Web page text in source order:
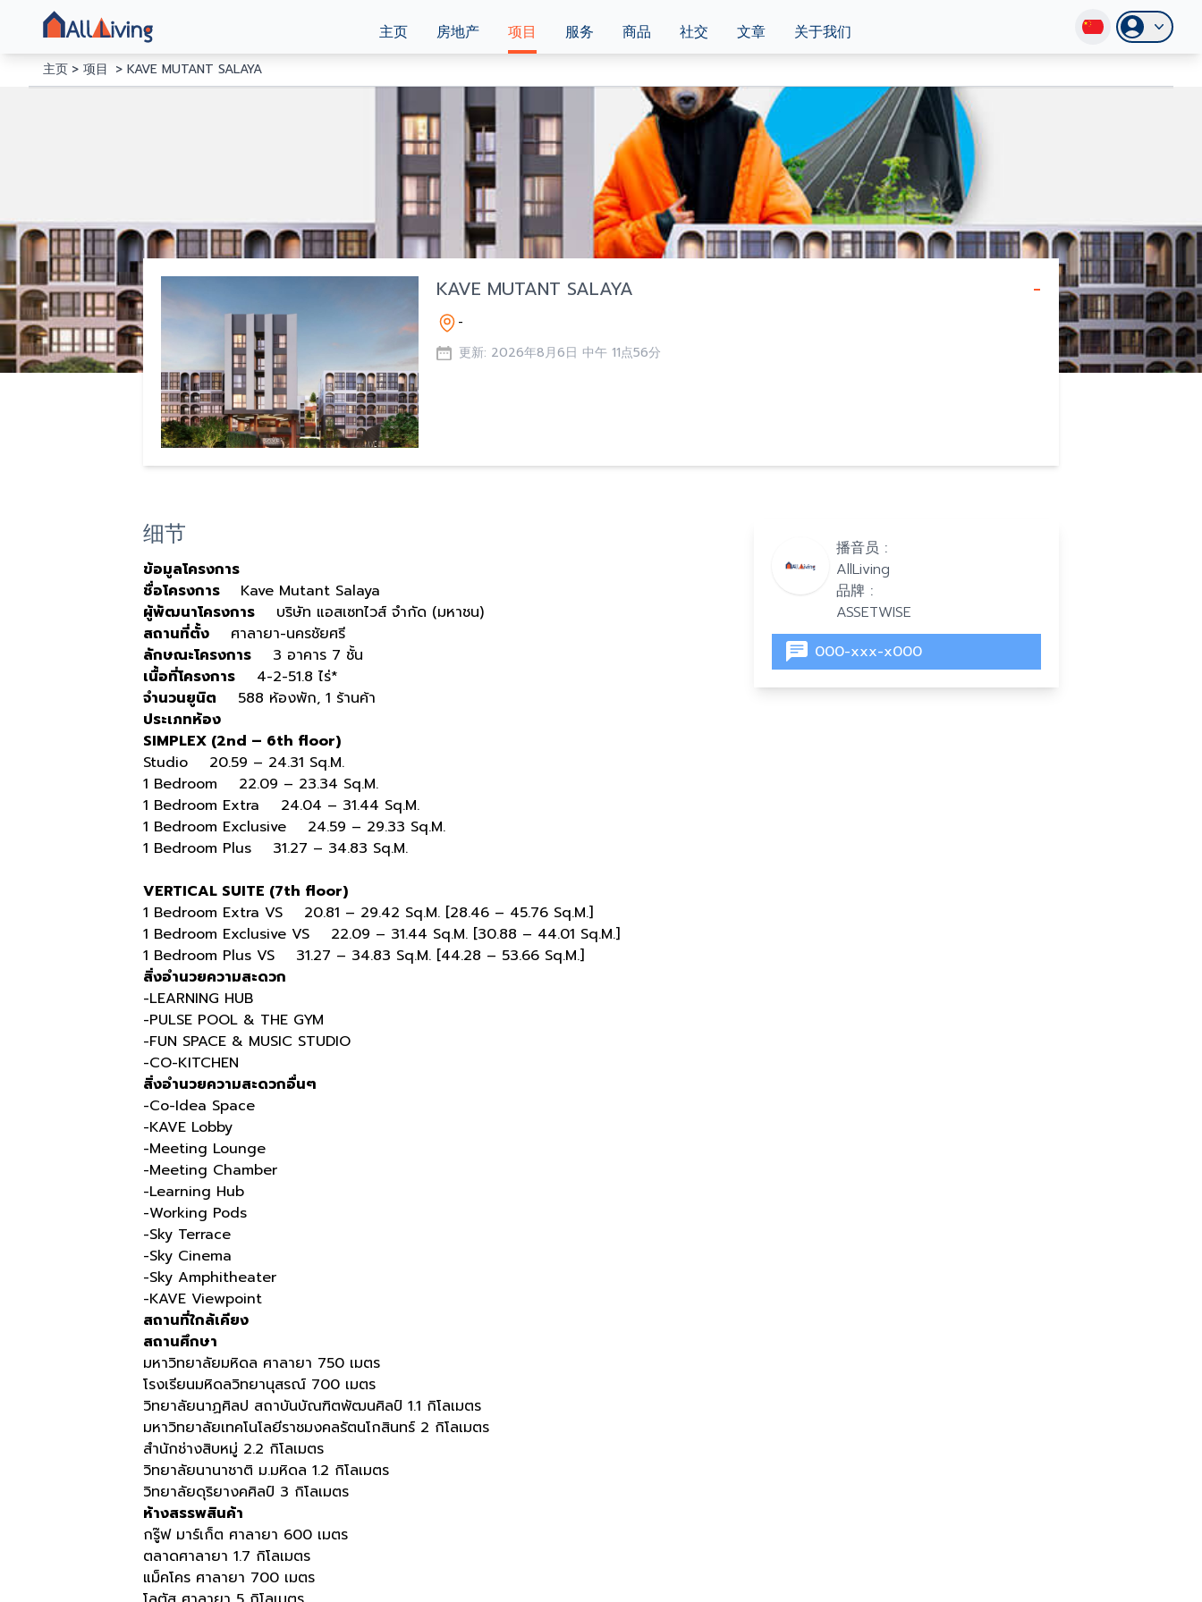
主页 房地产 项目 服务 商品 社交 文章 关于我们
主页 项目 KAVE MUTANT SALAYA
-
KAVE MUTANT SALAYA
-
更新: 2026年8月6日 中午 11点56分
细节
ข้อมูลโครงการ
ชื่อโครงการ
Kave Mutant Salaya
ผู้พัฒนาโครงการ บริษัท แอสเซทไวส์ จำกัด (มหาชน)
สถานที่ตั้ง ศาลายา-นครชัยศรี
ลักษณะโครงการ 3 อาคาร 7 ชั้น
เนื้อที่โครงการ 4-2-51.8 ไร่*
จำนวนยูนิต 588 ห้องพัก, 1 ร้านค้า
ประเภทห้อง
SIMPLEX (2nd – 6th floor)
Studio 20.59 – 24.31 Sq.M.
1 Bedroom 22.09 – 23.34 Sq.M.
1 Bedroom Extra 24.04 – 31.44 Sq.M.
1 Bedroom Exclusive 24.59 – 29.33 Sq.M.
1 Bedroom Plus 31.27 – 34.83 Sq.M.
VERTICAL SUITE (7th floor)
1 Bedroom Extra VS 20.81 – 29.42 Sq.M. [28.46 – 45.76 Sq.M.]
1 Bedroom Exclusive VS 22.09 – 31.44 Sq.M. [30.88 – 44.01 Sq.M.]
1 Bedroom Plus VS 31.27 – 34.83 Sq.M. [44.28 – 53.66 Sq.M.]
สิ่งอำนวยความสะดวก
-LEARNING HUB
-PULSE POOL & THE GYM
-FUN SPACE & MUSIC STUDIO
-CO-KITCHEN
สิ่งอำนวยความสะดวกอื่นๆ
-Co-Idea Space
-KAVE Lobby
-Meeting Lounge
-Meeting Chamber
-Learning Hub
-Working Pods
-Sky Terrace
-Sky Cinema
-Sky Amphitheater
-KAVE Viewpoint
สถานที่ใกล้เคียง
สถานศึกษา
มหาวิทยาลัยมหิดล ศาลายา 750 เมตร
โรงเรียนมหิดลวิทยานุสรณ์ 700 เมตร
วิทยาลัยนาฏศิลป สถาบันบัณฑิตพัฒนศิลป์ 1.1 กิโลเมตร
มหาวิทยาลัยเทคโนโลยีราชมงคลรัตนโกสินทร์ 2 กิโลเมตร
สำนักช่างสิบหมู่ 2.2 กิโลเมตร
วิทยาลัยนานาชาติ ม.มหิดล 1.2 กิโลเมตร
วิทยาลัยดุริยางคศิลป์ 3 กิโลเมตร
ห้างสรรพสินค้า
กรู๊ฟ มาร์เก็ต ศาลายา 600 เมตร
ตลาดศาลายา 1.7 กิโลเมตร
แม็คโคร ศาลายา 700 เมตร
播音员 :
AllLiving
品牌 :
ASSETWISE
000-xxx-x000